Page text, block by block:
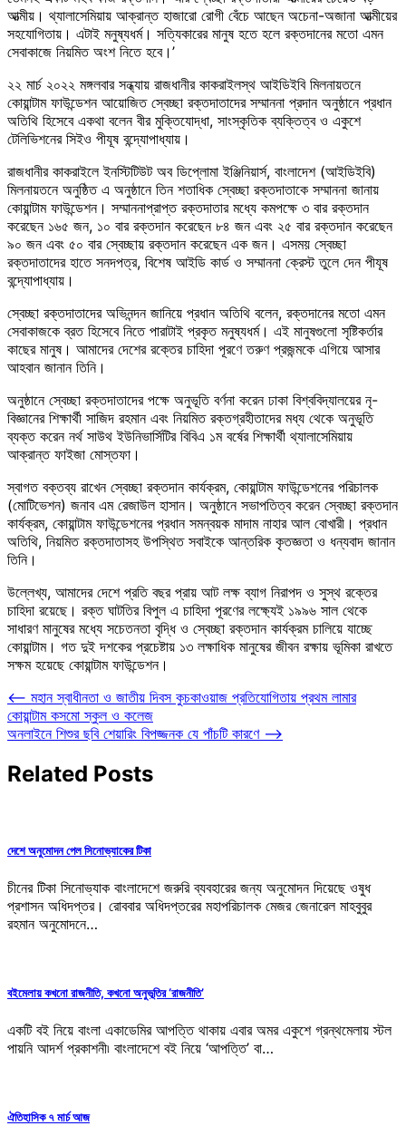
আত্মীয়। থ্যালাসেমিয়ায় আক্রান্ত হাজারো রোগী বেঁচে আছেন অচেনা-অজানা আত্মীয়ের
সহযোগিতায়। এটাই মনুষ্যধর্ম। সত্যিকারের মানুষ হতে হলে রক্তদানের মতো এমন
সেবাকাজে নিয়মিত অংশ নিতে হবে।’
২২ মার্চ ২০২২ মঙ্গলবার সন্ধ্যায় রাজধানীর কাকরাইলস্থ আইডিইবি মিলনায়তনে
কোয়ান্টাম ফাউন্ডেশন আয়োজিত স্বেচ্ছা রক্তদাতাদের সম্মাননা প্রদান অনুষ্ঠানে প্রধান
অতিথি হিসেবে একথা বলেন বীর মুক্তিযোদ্ধা, সাংস্কৃতিক ব্যক্তিত্ব ও একুশে
টেলিভিশনের সিইও পীযূষ বন্দ্যোপাধ্যায়।
রাজধানীর কাকরাইলে ইনস্টিটিউট অব ডিপ্লোমা ইঞ্জিনিয়ার্স, বাংলাদেশ (আইডিইবি)
মিলনায়তনে অনুষ্ঠিত এ অনুষ্ঠানে তিন শতাধিক স্বেচ্ছা রক্তদাতাকে সম্মাননা জানায়
কোয়ান্টাম ফাউন্ডেশন। সম্মাননাপ্রাপ্ত রক্তদাতার মধ্যে কমপক্ষে ৩ বার রক্তদান
করেছেন ১৬৫ জন, ১০ বার রক্তদান করেছেন ৮৪ জন এবং ২৫ বার রক্তদান করেছেন
৯০ জন এবং ৫০ বার স্বেচ্ছায় রক্তদান করেছেন এক জন। এসময় স্বেচ্ছা
রক্তদাতাদের হাতে সনদপত্র, বিশেষ আইডি কার্ড ও সম্মাননা ক্রেস্ট তুলে দেন পীযূষ
বন্দ্যোপাধ্যায়।
স্বেচ্ছা রক্তদাতাদের অভিনন্দন জানিয়ে প্রধান অতিথি বলেন, রক্তদানের মতো এমন
সেবাকাজকে ব্রত হিসেবে নিতে পারাটাই প্রকৃত মনুষ্যধর্ম। এই মানুষগুলো সৃষ্টিকর্তার
কাছের মানুষ। আমাদের দেশের রক্তের চাহিদা পূরণে তরুণ প্রজন্মকে এগিয়ে আসার
আহবান জানান তিনি।
অনুষ্ঠানে স্বেচ্ছা রক্তদাতাদের পক্ষে অনুভূতি বর্ণনা করেন ঢাকা বিশ্ববিদ্যালয়ের নৃ-
বিজ্ঞানের শিক্ষার্থী সাজিদ রহমান এবং নিয়মিত রক্তগ্রহীতাদের মধ্য থেকে অনুভূতি
ব্যক্ত করেন নর্থ সাউথ ইউনিভার্সিটির বিবিএ ১ম বর্ষের শিক্ষার্থী থ্যালাসেমিয়ায়
আক্রান্ত ফাইজা মোস্তফা।
স্বাগত বক্তব্য রাখেন স্বেচ্ছা রক্তদান কার্যক্রম, কোয়ান্টাম ফাউন্ডেশনের পরিচালক
(মোটিভেশন) জনাব এম রেজাউল হাসান। অনুষ্ঠানে সভাপতিত্ব করেন স্বেচ্ছা রক্তদান
কার্যক্রম, কোয়ান্টাম ফাউন্ডেশনের প্রধান সমন্বয়ক মাদাম নাহার আল বোখারী। প্রধান
অতিথি, নিয়মিত রক্তদাতাসহ উপস্থিত সবাইকে আন্তরিক কৃতজ্ঞতা ও ধন্যবাদ জানান
তিনি।
উল্লেখ্য, আমাদের দেশে প্রতি বছর প্রায় আট লক্ষ ব্যাগ নিরাপদ ও সুস্থ রক্তের
চাহিদা রয়েছে। রক্ত ঘাটতির বিপুল এ চাহিদা পূরণের লক্ষ্যেই ১৯৯৬ সাল থেকে
সাধারণ মানুষের মধ্যে সচেতনতা বৃদ্ধি ও স্বেচ্ছা রক্তদান কার্যক্রম চালিয়ে যাচ্ছে
কোয়ান্টাম। গত দুই দশকের প্রচেষ্টায় ১৩ লক্ষাধিক মানুষের জীবন রক্ষায় ভূমিকা রাখতে
সক্ষম হয়েছে কোয়ান্টাম ফাউন্ডেশন।
Post
navigation
⟵ মহান স্বাধীনতা ও জাতীয় দিবস কুচকাওয়াজ প্রতিযোগিতায় প্রথম লামার
কোয়ান্টাম কসমো স্কুল ও কলেজ
অনলাইনে শিশুর ছবি শেয়ারিং বিপজ্জনক যে পাঁচটি কারণে ⟶
Related Posts
দেশে অনুমোদন পেল সিনোভ্যাকের টিকা
চীনের টিকা সিনোভ্যাক বাংলাদেশে জরুরি ব্যবহারের জন্য অনুমোদন দিয়েছে ওষুধ
প্রশাসন অধিদপ্তর। রোববার অধিদপ্তরের মহাপরিচালক মেজর জেনারেল মাহবুবুর
রহমান অনুমোদনে…
বইমেলায় কখনো রাজনীতি, কখনো অনুভূতির ‘রাজনীতি’
একটি বই নিয়ে বাংলা একাডেমির আপত্তি থাকায় এবার অমর একুশে গ্রন্থমেলায় স্টল
পায়নি আদর্শ প্রকাশনী৷ বাংলাদেশে বই নিয়ে ‘আপত্তি’ বা…
ঐতিহাসিক ৭ মার্চ আজ